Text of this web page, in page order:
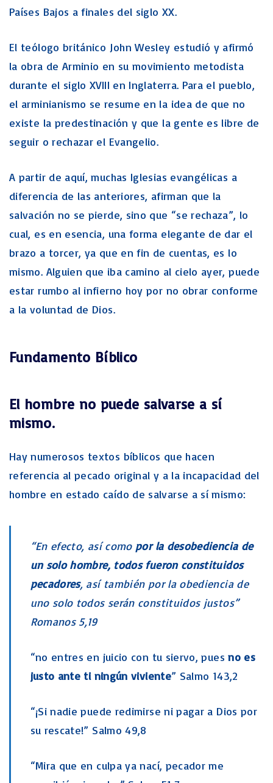
Países Bajos a finales del siglo XX.
El teólogo británico John Wesley estudió y afirmó
la obra de Arminio en su movimiento metodista
durante el siglo XVIII en Inglaterra. Para el pueblo,
el arminianismo se resume en la idea de que no
existe la predestinación y que la gente es libre de
seguir o rechazar el Evangelio.
A partir de aquí, muchas Iglesias evangélicas a
diferencia de las anteriores, afirman que la
salvación no se pierde, sino que “se rechaza”, lo
cual, es en esencia, una forma elegante de dar el
brazo a torcer, ya que en fin de cuentas, es lo
mismo. Alguien que iba camino al cielo ayer, puede
estar rumbo al infierno hoy por no obrar conforme
a la voluntad de Dios.
Fundamento Bíblico
El hombre no puede salvarse a sí
mismo.
Hay numerosos textos bíblicos que hacen
referencia al pecado original y a la incapacidad del
hombre en estado caído de salvarse a sí mismo:
“En efecto, así como por la desobediencia de
un solo hombre, todos fueron constituidos
pecadores, así también por la obediencia de
uno solo todos serán constituidos justos”
Romanos 5,19
“no entres en juicio con tu siervo, puesno es
justo ante ti ningún viviente” Salmo 143,2
“¡Si nadie puede redimirse ni pagar a Dios por
su rescate!” Salmo 49,8
“Mira que en culpa ya nací, pecador me